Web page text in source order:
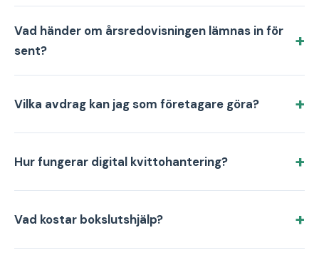
Vad händer om årsredovisningen lämnas in för
sent?
Vilka avdrag kan jag som företagare göra?
Hur fungerar digital kvittohantering?
Vad kostar bokslutshjälp?